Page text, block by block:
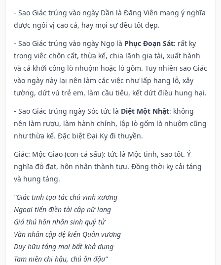
- Sao Giác trúng vào ngày Dần là Đăng Viên mang ý nghĩa
được ngôi vị cao cả, hay mọi sự đều tốt đẹp.
- Sao Giác trúng vào ngày Ngọ là Phục Đoạn Sát: rất kỵ
trong việc chôn cất, thừa kế, chia lãnh gia tài, xuất hành
và cả khởi công lò nhuộm hoặc lò gốm. Tuy nhiên sao Giác
vào ngày này lại nên làm các việc như lấp hang lỗ, xây
tường, dứt vú trẻ em, làm cầu tiêu, kết dứt điều hung hại.
- Sao Giác trúng ngày Sóc tức là Diệt Một Nhật: không
nên làm rượu, làm hành chính, lập lò gốm lò nhuộm cũng
như thừa kế. Đặc biệt Đại Kỵ đi thuyền.
Giác: Mộc Giao (con cá sấu): tức là Mộc tinh, sao tốt. Ý
nghĩa đỗ đạt, hôn nhân thành tựu. Đồng thời kỵ cải táng
và hung táng.
“Giác tinh tọa tác chủ vinh xương
Ngoại tiến điền tài cập nữ lang
Giá thú hôn nhân sinh quý tử
Văn nhân cập đệ kiến Quân vương
Duy hữu táng mai bất khả dụng
Tam niên chi hậu, chủ ôn đậu”